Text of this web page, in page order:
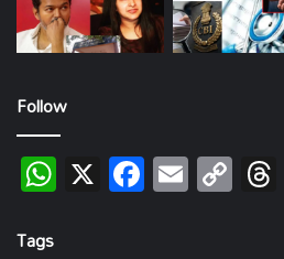
Follow
WhatsApp
X Email
Tags